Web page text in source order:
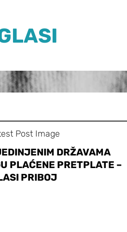
DRŽAVAMA
PLAĆENE PRETPLATE –
PRIBOJ